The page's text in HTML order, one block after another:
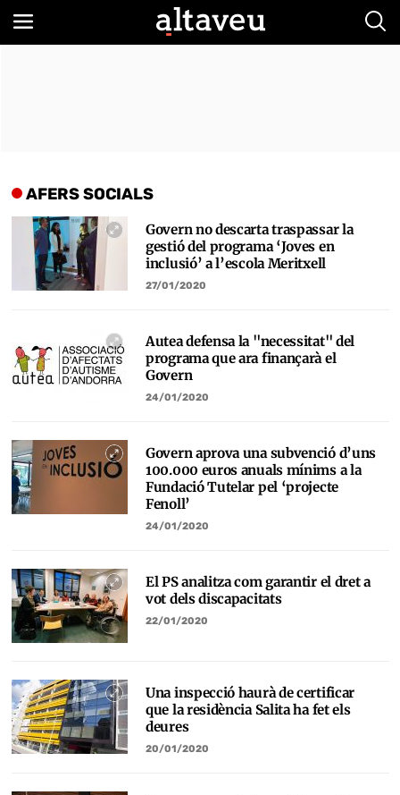
AFERS SOCIALS
Govern no descarta traspassar la
gestió del programa ‘Joves en
inclusió’ a l’escola Meritxell
27/01/2020
Autea defensa la "necessitat" del
programa que ara finançarà el
Govern
24/01/2020
Govern aprova una subvenció d’uns
100.000 euros anuals mínims a la
Fundació Tutelar pel ‘projecte
Fenoll’
24/01/2020
El PS analitza com garantir el dret a
vot dels discapacitats
22/01/2020
Una inspecció haurà de certificar
que la residència Salita ha fet els
deures
20/01/2020